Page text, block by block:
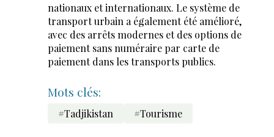
nationaux et internationaux. Le système de
transport urbain a également été amélioré,
avec des arrêts modernes et des options de
paiement sans numéraire par carte de
paiement dans les transports publics.
Mots clés:
#Tadjikistan #Tourisme